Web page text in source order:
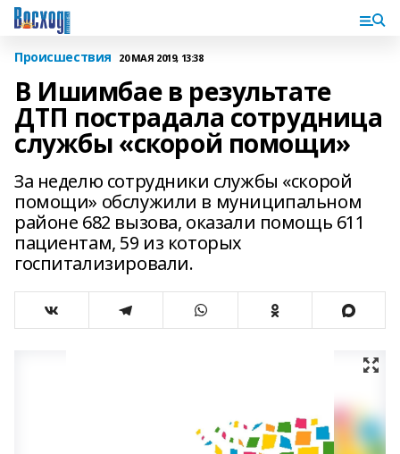
Происшествия 20 МАЯ 2019, 13:38
В Ишимбае в результате
ДТП пострадала сотрудница
службы «скорой помощи»
За неделю сотрудники службы «скорой
помощи» обслужили в муниципальном
районе 682 вызова, оказали помощь 611
пациентам, 59 из которых
госпитализировали.